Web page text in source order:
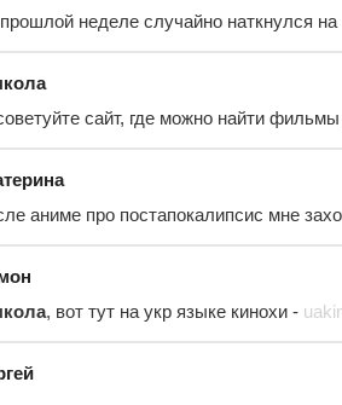
неделе случайно наткнулся
сайт, где можно найти
аниме про постапокалипсис мне
, вот тут на укр языке кинохи -